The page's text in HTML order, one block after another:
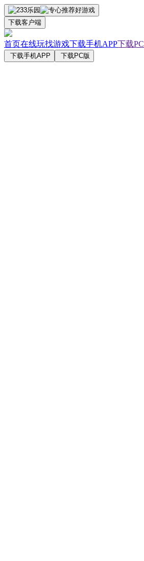
下载客户端
首页在线玩找游戏下载手机APP下载
下载手机APP 下载PC版